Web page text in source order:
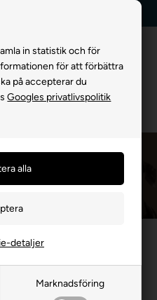
in statistik och för
för att förbättra
på accepterar du
Googles privatlivspolitik
Marknadsföring
detaljer